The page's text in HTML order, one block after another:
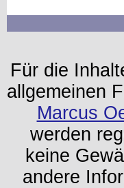
Für die
allgemeinen
Marcus
werden
keine
andere